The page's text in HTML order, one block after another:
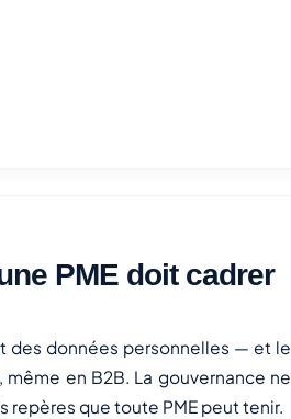
PME doit cadrer
des données personnelles — et le
en B2B. La gouvernance ne
repères que toute PME peut tenir.